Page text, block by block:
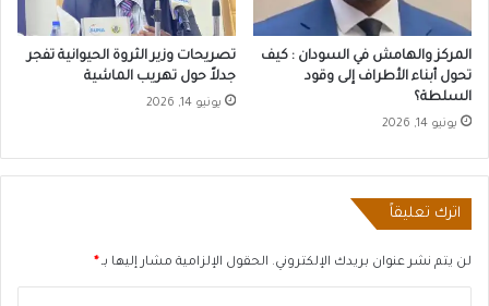
المركز والهامش في السودان : كيف
تحول أبناء الأطراف إلى وقود
السلطة؟
يونيو 14, 2026
تصريحات وزير الثروة الحيوانية تفجر
جدلاً حول تهريب الماشية
يونيو 14, 2026
اترك تعليقاً
لن يتم نشر عنوان بريدك الإلكتروني. الحقول الإلزامية مشار إليها بـ*